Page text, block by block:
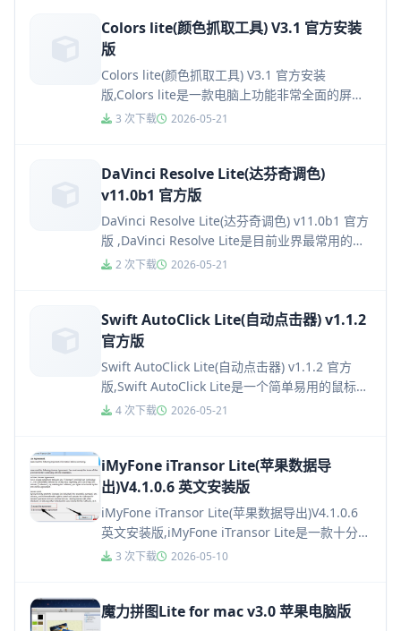
Colors lite(颜色抓取工具) V3.1 官方安装
版
Colors lite(颜色抓取工具) V3.1 官方安装
版,Colors lite是一款电脑上功能非常全面的屏幕
颜色抓取软件，通过该软件用户可以轻松的从...
3 次下载 2026-05-21
DaVinci Resolve Lite(达芬奇调色)
v11.0b1 官方版
DaVinci Resolve Lite(达芬奇调色) v11.0b1 官方
版 ,DaVinci Resolve Lite是目前业界最常用的调
色软件。该款...
2 次下载 2026-05-21
Swift AutoClick Lite(自动点击器) v1.1.2
官方版
Swift AutoClick Lite(自动点击器) v1.1.2 官方
版,Swift AutoClick Lite是一个简单易用的鼠标自
动化工具，软件...
4 次下载 2026-05-21
iMyFone iTransor Lite(苹果数据导
出)V4.1.0.6 英文安装版
iMyFone iTransor Lite(苹果数据导出)V4.1.0.6
英文安装版,iMyFone iTransor Lite是一款十分不
错的苹果数据...
3 次下载 2026-05-10
魔力拼图Lite for mac v3.0 苹果电脑版